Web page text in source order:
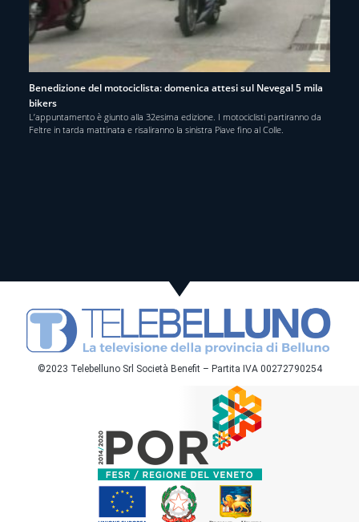
Benedizione del motociclista: domenica attesi sul Nevegal 5 mila
bikers
L’appuntamento è giunto alla 32esima edizione. I motociclisti partiranno da
Feltre in tarda mattinata e risaliranno la sinistra Piave fino al Colle.
©2023 Telebelluno Srl Società Benefit – Partita IVA 00272790254